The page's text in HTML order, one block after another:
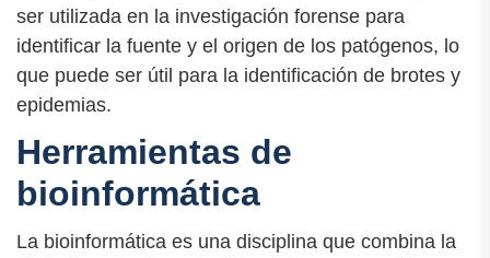
ser utilizada en la investigación forense para
identificar la fuente y el origen de los patógenos, lo
que puede ser útil para la identificación de brotes y
epidemias.
Herramientas de
bioinformática
La bioinformática es una disciplina que combina la